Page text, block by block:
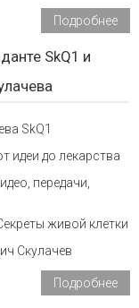
Подробнее
SkQ1 и
SkQ1
идеи до лекарства
передачи,
живой клетки
Скулачев
Подробнее